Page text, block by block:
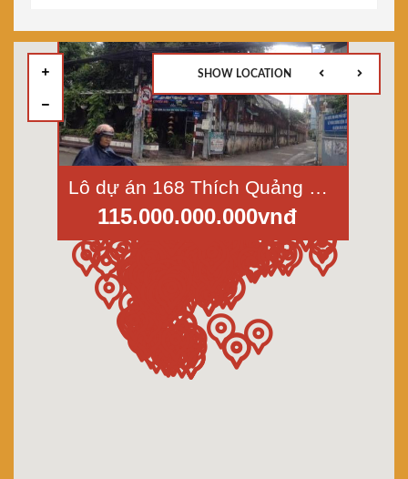
Lô dự án 168 Thích Quảng Đức-p.14-Phú Nhuận
115.000.000.000vnđ
SHOW LOCATION